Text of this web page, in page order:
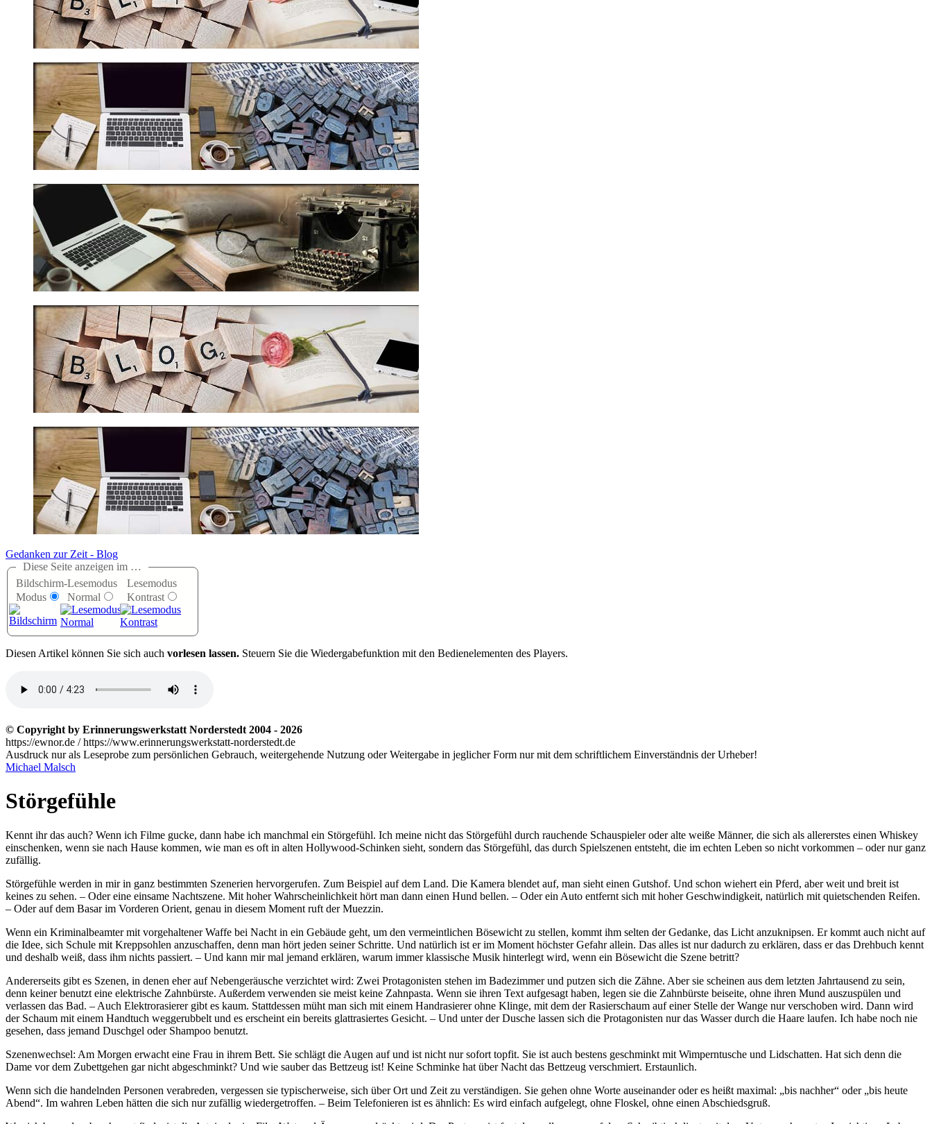
Gedanken zur Zeit - Blog
Diese Seite anzeigen im …
Bildschirm-
Modus
Lesemodus
Normal
Lesemodus
Kontrast
Diesen Artikel können Sie sich auch vorlesen lassen. Steuern Sie die Wiedergabefunktion mit den Bedienelementen des Players.
© Copyright by Erinnerungswerkstatt Norderstedt 2004 - 2026
https://ewnor.de / https://www.erinnerungswerkstatt-norderstedt.de
Ausdruck nur als Leseprobe zum persönlichen Gebrauch, weitergehende Nutzung oder Weitergabe in jeglicher Form nur mit dem schriftlichem Einverständnis der Urheber!
Michael Malsch
Störgefühle
Kennt ihr das auch? Wenn ich Filme gucke, dann habe ich manchmal ein Störgefühl. Ich meine nicht das Störgefühl durch rauchende Schauspieler oder alte weiße Männer, die sich als allererstes einen Whiskey
einschenken, wenn sie nach Hause kommen, wie man es oft in alten Hollywood-Schinken sieht, sondern das Störgefühl, das durch Spielszenen entsteht, die im echten Leben so nicht vorkommen – oder nur ganz
zufällig.
Störgefühle werden in mir in ganz bestimmten Szenerien hervorgerufen. Zum Beispiel auf dem Land. Die Kamera blendet auf, man sieht einen Gutshof. Und schon wiehert ein Pferd, aber weit und breit ist
keines zu sehen. – Oder eine einsame Nachtszene. Mit hoher Wahrscheinlichkeit hört man dann einen Hund bellen. – Oder ein Auto entfernt sich mit hoher Geschwindigkeit, natürlich mit quietschenden Reifen.
– Oder auf dem Basar im Vorderen Orient, genau in diesem Moment ruft der Muezzin.
Wenn ein Kriminalbeamter mit vorgehaltener Waffe bei Nacht in ein Gebäude geht, um den vermeintlichen Bösewicht zu stellen, kommt ihm selten der Gedanke, das Licht anzuknipsen. Er kommt auch nicht auf
die Idee, sich Schule mit Kreppsohlen anzuschaffen, denn man hört jeden seiner Schritte. Und natürlich ist er im Moment höchster Gefahr allein. Das alles ist nur dadurch zu erklären, dass er das Drehbuch kennt
und deshalb weiß, dass ihm nichts passiert. – Und kann mir mal jemand erklären, warum immer klassische Musik hinterlegt wird, wenn ein Bösewicht die Szene betritt?
Andererseits gibt es Szenen, in denen eher auf Nebengeräusche verzichtet wird: Zwei Protagonisten stehen im Badezimmer und putzen sich die Zähne. Aber sie scheinen aus dem letzten Jahrtausend zu sein,
denn keiner benutzt eine elektrische Zahnbürste. Außerdem verwenden sie meist keine Zahnpasta. Wenn sie ihren Text aufgesagt haben, legen sie die Zahnbürste beiseite, ohne ihren Mund auszuspülen und
verlassen das Bad. – Auch Elektrorasierer gibt es kaum. Stattdessen müht man sich mit einem Handrasierer ohne Klinge, mit dem der Rasierschaum auf einer Stelle der Wange nur verschoben wird. Dann wird
der Schaum mit einem Handtuch weggerubbelt und es erscheint ein bereits glattrasiertes Gesicht. – Und unter der Dusche lassen sich die Protagonisten nur das Wasser durch die Haare laufen. Ich habe noch nie
gesehen, dass jemand Duschgel oder Shampoo benutzt.
Szenenwechsel: Am Morgen erwacht eine Frau in ihrem Bett. Sie schlägt die Augen auf und ist nicht nur sofort topfit. Sie ist auch bestens geschminkt mit Wimperntusche und Lidschatten. Hat sich denn die
Dame vor dem Zubettgehen gar nicht abgeschminkt? Und wie sauber das Bettzeug ist! Keine Schminke hat über Nacht das Bettzeug verschmiert. Erstaunlich.
Wenn sich die handelnden Personen verabreden, vergessen sie typischerweise, sich über Ort und Zeit zu verständigen. Sie gehen ohne Worte auseinander oder es heißt maximal:
bis nachher oder bis heute
Abend . Im wahren Leben hätten die sich nur zufällig wiedergetroffen. – Beim Telefonieren ist es ähnlich: Es wird einfach aufgelegt, ohne Floskel, ohne einen Abschiedsgruß.